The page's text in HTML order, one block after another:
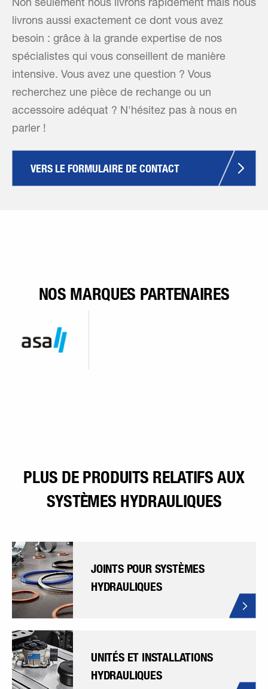
Non seulement nous livrons rapidement mais nous
livrons aussi exactement ce dont vous avez
besoin : grâce à la grande expertise de nos
spécialistes qui vous conseillent de manière
intensive. Vous avez une question ? Vous
recherchez une pièce de rechange ou un
accessoire adéquat ? N'hésitez pas à nous en
parler !
VERS LE FORMULAIRE DE CONTACT
NOS MARQUES PARTENAIRES
PLUS DE PRODUITS RELATIFS AUX
SYSTÈMES HYDRAULIQUES
JOINTS POUR SYSTÈMES
HYDRAULIQUES
UNITÉS ET INSTALLATIONS
HYDRAULIQUES